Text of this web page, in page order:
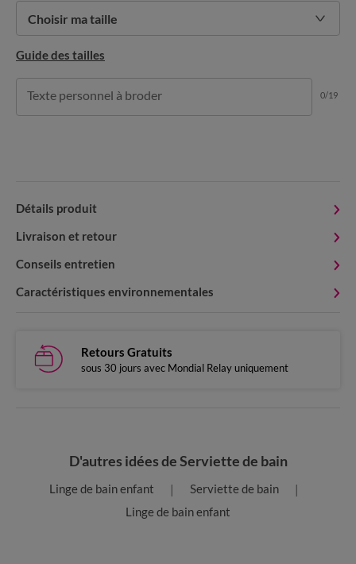
Choisir ma taille
Guide des tailles
Texte personnel à broder 0/19
Détails produit
Livraison et retour
Conseils entretien
Caractéristiques environnementales
Retours Gratuits
sous 30 jours avec Mondial Relay uniquement
D'autres idées de Serviette de bain
Linge de bain enfant
Serviette de bain
Linge de bain enfant